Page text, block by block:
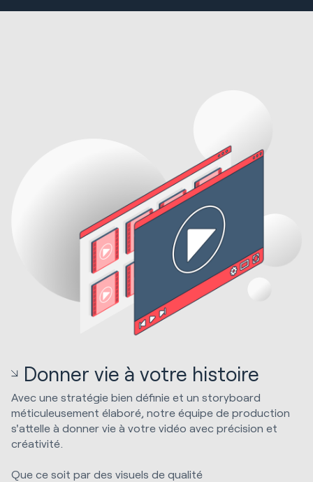
Donner vie à votre histoire
Avec une stratégie bien définie et un storyboard
méticuleusement élaboré, notre équipe de production
s'attelle à donner vie à votre vidéo avec précision et
créativité.
Que ce soit par des visuels de qualité